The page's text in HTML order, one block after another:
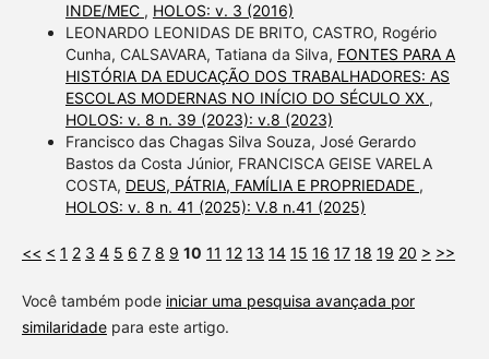
INDE/MEC , HOLOS: v. 3 (2016)
LEONARDO LEONIDAS DE BRITO, CASTRO, Rogério
Cunha, CALSAVARA, Tatiana da Silva, FONTES PARA A
HISTÓRIA DA EDUCAÇÃO DOS TRABALHADORES: AS
ESCOLAS MODERNAS NO INÍCIO DO SÉCULO XX ,
HOLOS: v. 8 n. 39 (2023): v.8 (2023)
Francisco das Chagas Silva Souza, José Gerardo
Bastos da Costa Júnior, FRANCISCA GEISE VARELA
COSTA, DEUS, PÁTRIA, FAMÍLIA E PROPRIEDADE ,
HOLOS: v. 8 n. 41 (2025): V.8 n.41 (2025)
<< < 1 2 3 4 5 6 7 8 9 10 11 12 13 14 15 16 17 18 19 20 > >>
Você também pode iniciar uma pesquisa avançada por
similaridadepara este artigo.